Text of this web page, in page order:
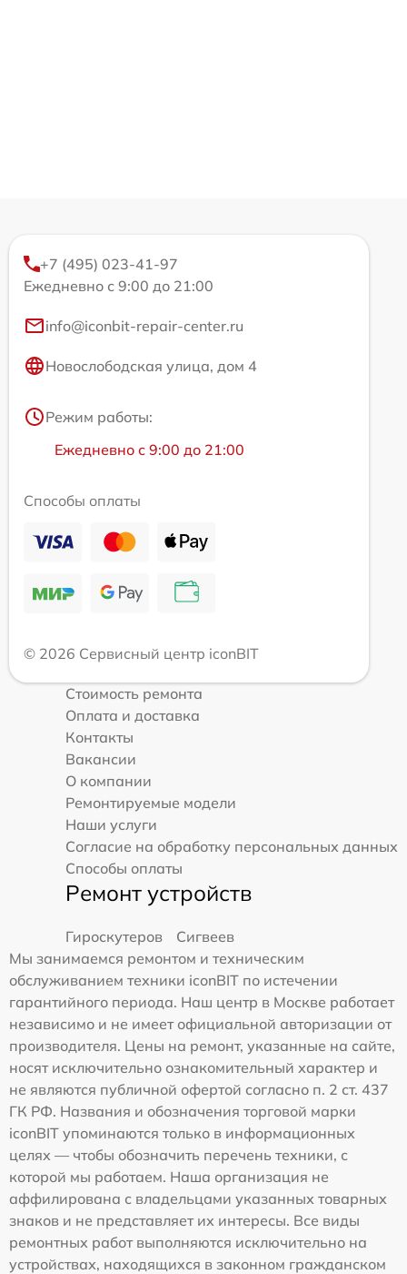
+7 (495) 023-41-97
Ежедневно с 9:00 до 21:00
info@iconbit-repair-center.ru
Новослободская улица, дом 4
Режим работы:
Ежедневно с 9:00 до 21:00
Способы оплаты
© 2026 Сервисный центр iconBIT
Стоимость ремонта
Оплата и доставка
Контакты
Вакансии
О компании
Ремонтируемые модели
Наши услуги
Согласие на обработку персональных данных
Способы оплаты
Ремонт устройств
Гироскутеров
Сигвеев
Мы занимаемся ремонтом и техническим
обслуживанием техники iconBIT по истечении
гарантийного периода. Наш центр в Москве работает
независимо и не имеет официальной авторизации от
производителя. Цены на ремонт, указанные на сайте,
носят исключительно ознакомительный характер и
не являются публичной офертой согласно п. 2 ст. 437
ГК РФ. Названия и обозначения торговой марки
iconBIT упоминаются только в информационных
целях — чтобы обозначить перечень техники, с
которой мы работаем. Наша организация не
аффилирована с владельцами указанных товарных
знаков и не представляет их интересы. Все виды
ремонтных работ выполняются исключительно на
устройствах, находящихся в законном гражданском